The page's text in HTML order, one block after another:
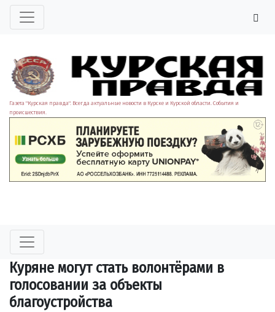
Газета "Курская правда". Всегда актуальные новости в Курске и Курской области. События и
происшествия.
Куряне могут стать волонтёрами в
голосовании за объекты
благоустройства